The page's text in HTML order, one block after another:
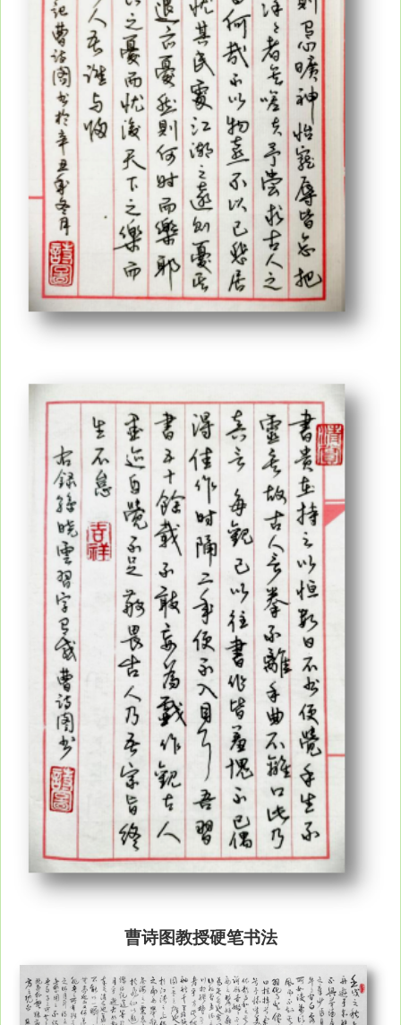
曹诗图教授硬笔书法